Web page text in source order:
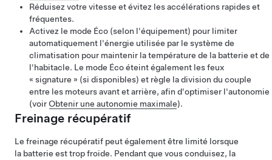
Réduisez votre vitesse et évitez les accélérations rapides et
fréquentes.
Activez le mode Éco (selon l'équipement) pour limiter
automatiquement l'énergie utilisée par le système de
climatisation pour maintenir la température de la batterie et de
l'habitacle. Le mode Éco éteint également les feux
« signature » (si disponibles) et règle la division du couple
entre les moteurs avant et arrière, afin d'optimiser l'autonomie
(voirObtenir une autonomie maximale).
Freinage récupératif
Le freinage récupératif peut également être limité lorsque
la batterie est trop froide. Pendant que vous conduisez, la